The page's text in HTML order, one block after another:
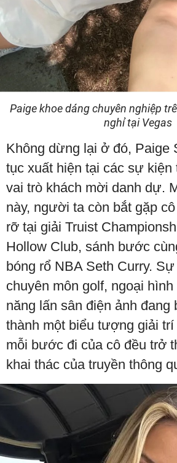
Paige khoe dáng chuyên nghiệp
nghỉ tại Vegas
Không dừng lại ở đó, Paige
tục xuất hiện tại các sự
vai trò khách mời danh dự.
này, người ta còn bắt gặp
rỡ tại giải Truist
Hollow Club, sánh bước
bóng rổ NBA Seth Curry.
chuyên môn golf, ngoại
năng lấn sân điện ảnh đang
thành một biểu tượng giải
mỗi bước đi của cô đều trở
khai thác của truyền thông